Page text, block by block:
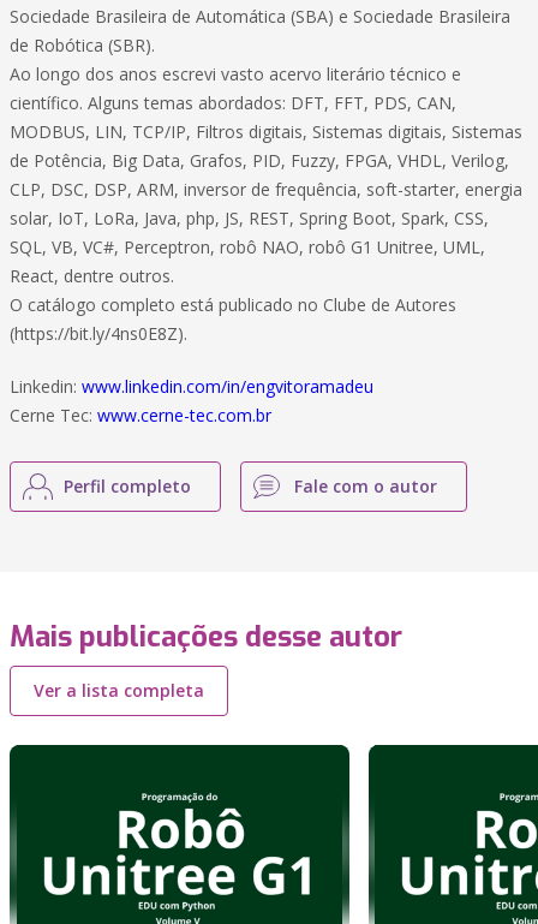
Sociedade Brasileira de Automática (SBA) e Sociedade Brasileira
de Robótica (SBR).
Ao longo dos anos escrevi vasto acervo literário técnico e
científico. Alguns temas abordados: DFT, FFT, PDS, CAN,
MODBUS, LIN, TCP/IP, Filtros digitais, Sistemas digitais, Sistemas
de Potência, Big Data, Grafos, PID, Fuzzy, FPGA, VHDL, Verilog,
CLP, DSC, DSP, ARM, inversor de frequência, soft-starter, energia
solar, IoT, LoRa, Java, php, JS, REST, Spring Boot, Spark, CSS,
SQL, VB, VC#, Perceptron, robô NAO, robô G1 Unitree, UML,
React, dentre outros.
O catálogo completo está publicado no Clube de Autores
(https://bit.ly/4ns0E8Z).
Linkedin: www.linkedin.com/in/engvitoramadeu
Cerne Tec: www.cerne-tec.com.br
Perfil completo Fale com o autor
Mais publicações desse autor
Ver a lista completa